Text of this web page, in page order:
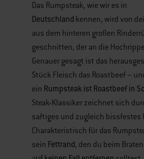
Das Rumpsteak, wie wir es in
Deutschland kennen, wird von
aus dem hinteren großen
geschnitten, der an die
Genauer gesagt ist das
Stück Fleisch das Roastbeef –
ein Rumpsteak ist Roastbeef in
Steak-Klassiker zeichnet sich
saftiges und zugleich bissfestes
Charakteristisch für das
sein Fettrand, den du beim